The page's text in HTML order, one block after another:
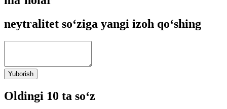
neytralitet so‘ziga yangi izoh qo‘shing
Yuborish
Oldingi 10 ta so‘z